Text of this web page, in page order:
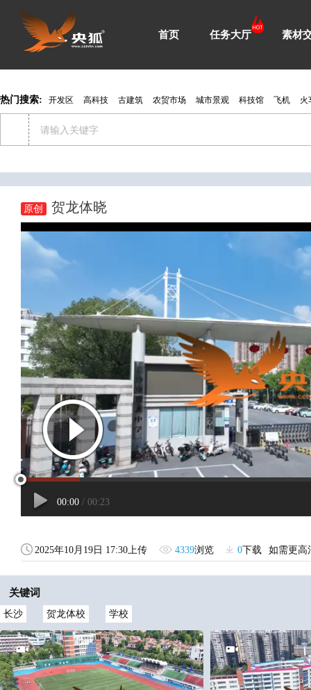
首页 任务大厅 素材
热门搜索: 开发区 高科技 古建筑 农贸市场 城市景观 科技馆 飞机 火
原创 贺龙体晓
2025年10月19日 17:30上传 4339浏览 0下载 如需更高
关键词
长沙 贺龙体校 学校